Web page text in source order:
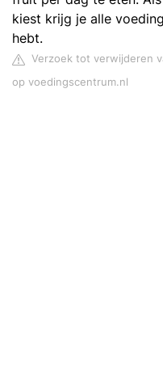
kiest krijg je alle
hebt.
Verzoek tot verwijderen
op voedingscentrum.nl